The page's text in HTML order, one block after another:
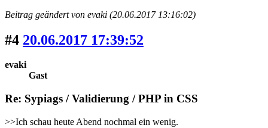
Beitrag geändert von evaki (20.06.2017 13:16:02)
#4 20.06.2017 17:39:52
evaki
Gast
Re: Sypiags / Validierung / PHP in CSS
>>Ich schau heute Abend nochmal ein wenig.